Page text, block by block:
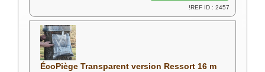
!REF ID : 2457
ÉcoPiège Transparent version Ressort 16 m